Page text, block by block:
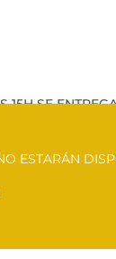
SE
ESTARÁN